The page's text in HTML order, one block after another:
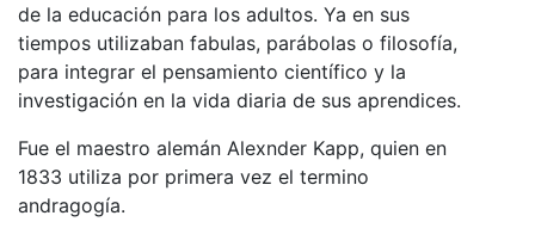
de la educación para los adultos. Ya en sus
tiempos utilizaban fabulas, parábolas o filosofía,
para integrar el pensamiento científico y la
investigación en la vida diaria de sus aprendices.
Fue el maestro alemán Alexnder Kapp, quien en
1833 utiliza por primera vez el termino
andragogía.